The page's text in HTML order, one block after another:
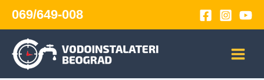
069/649-008